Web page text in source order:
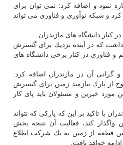
نمود و اضافه كرد: نمی توان برای
و شبكه نوآوری و فناوری می تواند
كنار دانشگاه های مازندران
داشت كه در آینده نزدیك برای گسترش
فناوری در كنار برخی دانشگاه های
گرانی آن در مازندران اضافه كرد:
از پارك نیازمند زمین برای گسترش
خیرین و مسئولان باید پای كار
با تاكید بر این كه پاركی كه نتواند
واگذار كند، فعالیت آن نتیجه بخش
قطعه از زمین به یك شركت اطلاع
خواهد یافت.